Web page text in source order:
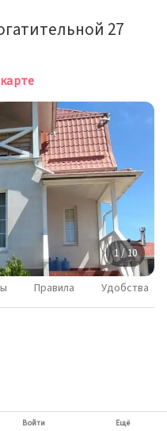
27
1 / 10
Правила Удобства
Войти Ещё